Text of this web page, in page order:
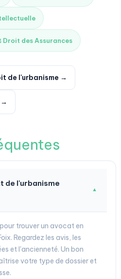
Droit des Assurances
de l'urbanisme →
→
de l'urbanisme
▼
trouver un avocat en
Regardez les avis, les
et l'ancienneté. Un bon
votre type de dossier et